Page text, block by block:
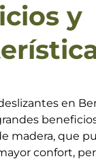
y
en
madera, que
confort,